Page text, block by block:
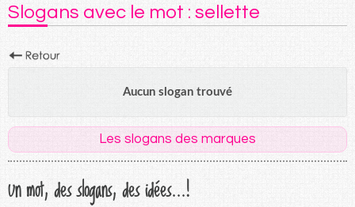
contenu
Slogans avec le mot : sellette
Aucun slogan trouvé
Les slogans des marques
Un mot, des slogans, des idées...!